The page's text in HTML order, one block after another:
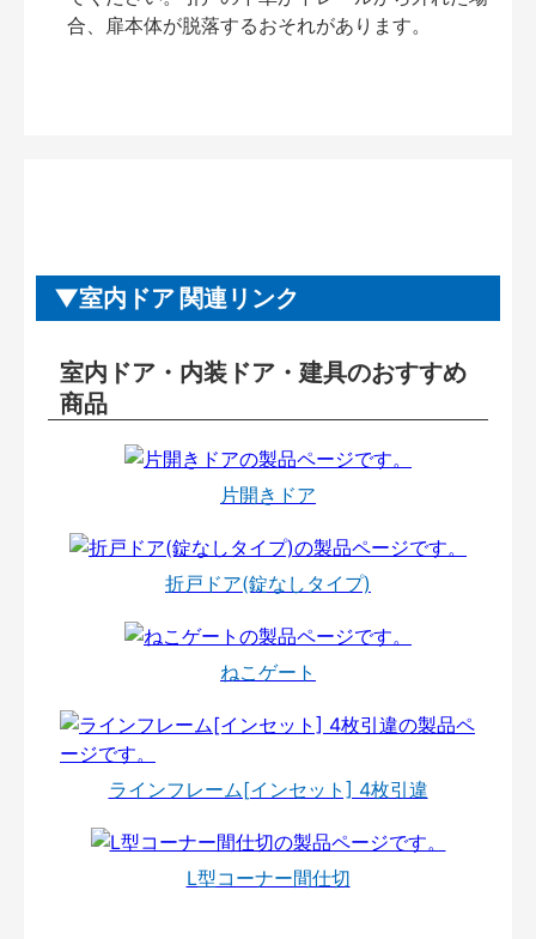
合、扉本体が脱落するおそれがあります。
室内ドア 関連リンク
室内ドア・内装ドア・建具のおすすめ
商品
片開きドア
折戸ドア(錠なしタイプ)
ねこゲート
ラインフレーム[インセット] 4枚引違
L型コーナー間仕切